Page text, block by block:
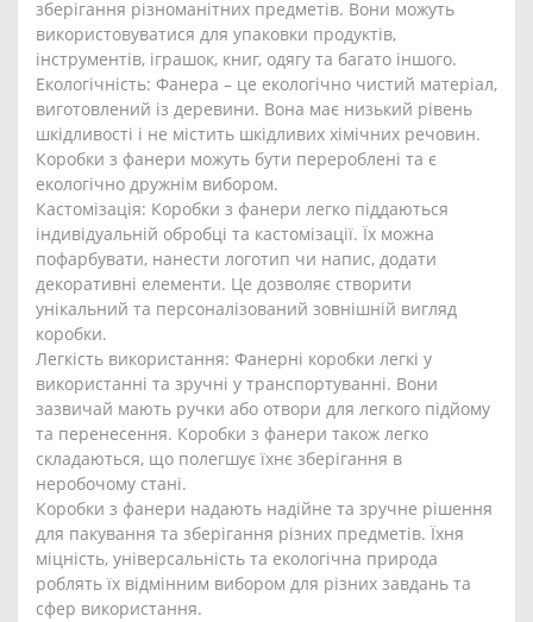
зберігання різноманітних предметів. Вони можуть
використовуватися для упаковки продуктів,
інструментів, іграшок, книг, одягу та багато іншого.
Екологічність: Фанера – це екологічно чистий матеріал,
виготовлений із деревини. Вона має низький рівень
шкідливості і не містить шкідливих хімічних речовин.
Коробки з фанери можуть бути перероблені та є
екологічно дружнім вибором.
Кастомізація: Коробки з фанери легко піддаються
індивідуальній обробці та кастомізації. Їх можна
пофарбувати, нанести логотип чи напис, додати
декоративні елементи. Це дозволяє створити
унікальний та персоналізований зовнішній вигляд
коробки.
Легкість використання: Фанерні коробки легкі у
використанні та зручні у транспортуванні. Вони
зазвичай мають ручки або отвори для легкого підйому
та перенесення. Коробки з фанери також легко
складаються, що полегшує їхнє зберігання в
неробочому стані.
Коробки з фанери надають надійне та зручне рішення
для пакування та зберігання різних предметів. Їхня
міцність, універсальність та екологічна природа
роблять їх відмінним вибором для різних завдань та
сфер використання.